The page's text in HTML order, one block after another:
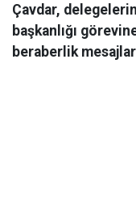
Çavdar,
başkanlığı
beraberlik